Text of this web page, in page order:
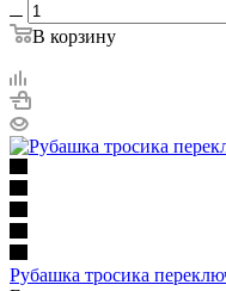
В корзину
Рубашка тросика